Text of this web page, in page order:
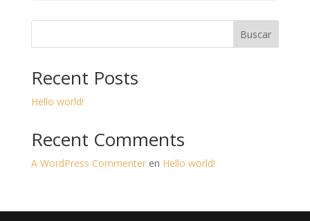
Buscar
Recent Posts
Hello world!
Recent Comments
A WordPress Commenteren Hello world!